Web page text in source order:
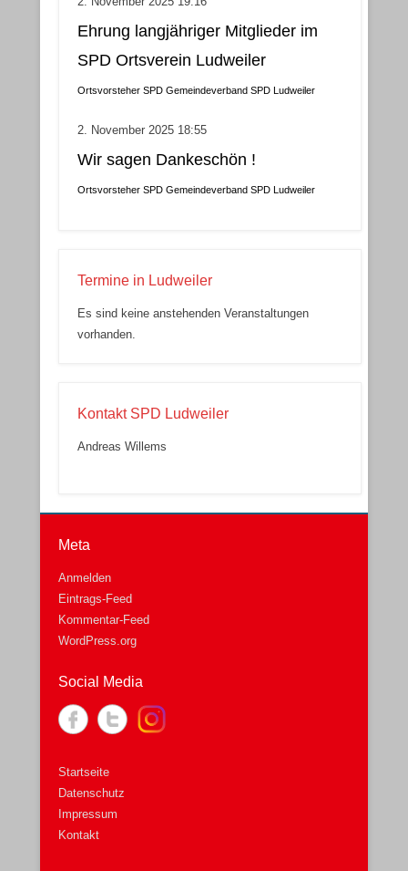
Ehrung langjähriger Mitglieder im
SPD Ortsverein Ludweiler
Ortsvorsteher SPD Gemeindeverband SPD Ludweiler
2. November 2025 18:55
Wir sagen Dankeschön !
Ortsvorsteher SPD Gemeindeverband SPD Ludweiler
Termine in Ludweiler
Es sind keine anstehenden Veranstaltungen
vorhanden.
Kontakt SPD Ludweiler
Andreas Willems
Meta
Anmelden
Eintrags-Feed
Kommentar-Feed
WordPress.org
Social Media
Startseite
Datenschutz
Impressum
Kontakt